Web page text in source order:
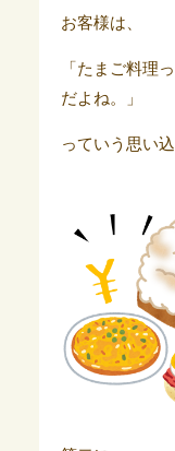
お客様は、
「たまご料理
だよね。」
っていう思い